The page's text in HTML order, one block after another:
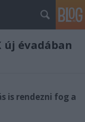
új évadában
is rendezni fog a